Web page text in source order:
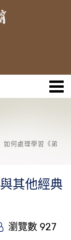
如何處理學習《弟
其他經典
瀏覽數 927